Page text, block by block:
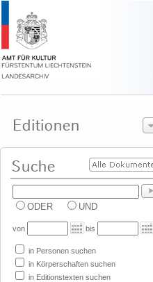
ODER UND
von bis
in Personen suchen
in Körperschaften suchen
in Editionstexten suchen